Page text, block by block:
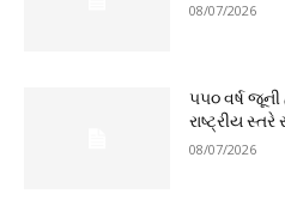
08/07/2026
૫૫૦ વર્ષ
રાષ્ટ્રીય સ્તરે
08/07/2026